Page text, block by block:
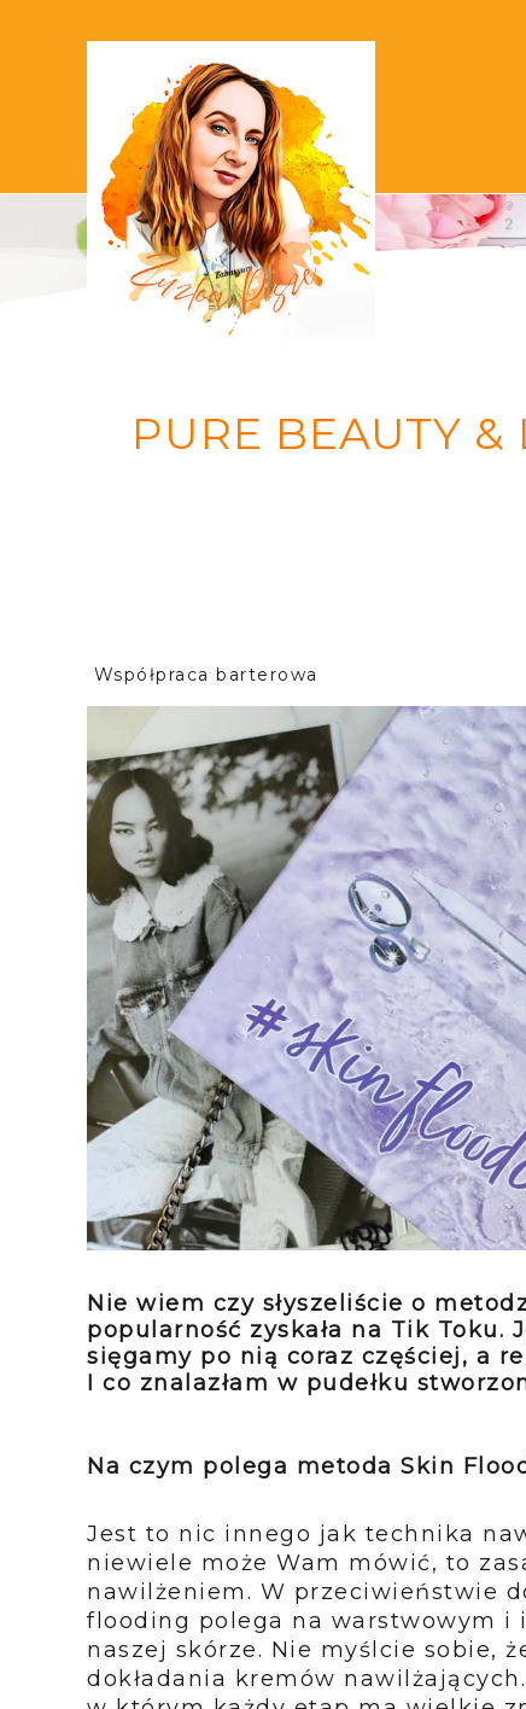
PURE BEAUTY
Współpraca barterowa
Nie wiem czy słyszeliście o
popularność zyskała na Tik Toku.
sięgamy po nią coraz częściej, a
I co znalazłam w pudełku
Na czym polega metoda Skin
Jest to nic innego jak technika
niewiele może Wam mówić, to
nawilżeniem. W przeciwieństwie
flooding polega na warstwowym i
naszej skórze. Nie myślcie sobie,
dokładania kremów